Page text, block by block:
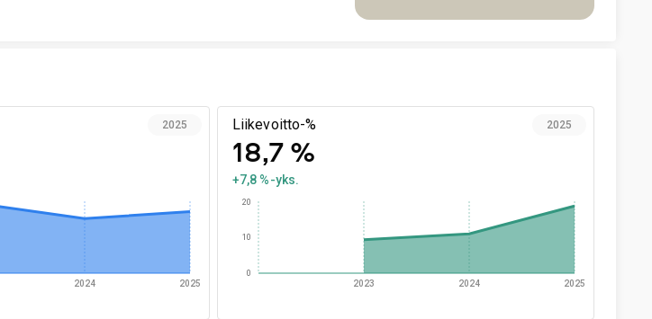
2025
2024 2025
Liikevoitto-%
18,7 %
+7,8 %-yks.
2025
2023 2024 2025
0
10
20